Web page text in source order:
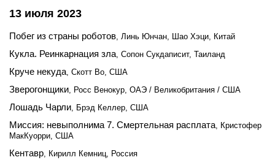
13 июля 2023
Побег из страны роботов, Линь Юнчан, Шао Хэци, Китай
Кукла. Реинкарнация зла, Сопон Сукдаписит, Таиланд
Круче некуда, Скотт Во, США
Зверогонщики, Росс Венокур, ОАЭ / Великобритания / США
Лошадь Чарли, Брэд Келлер, США
Миссия: невыполнима 7. Смертельная расплата, Кристофер
МакКуорри, США
Кентавр, Кирилл Кемниц, Россия